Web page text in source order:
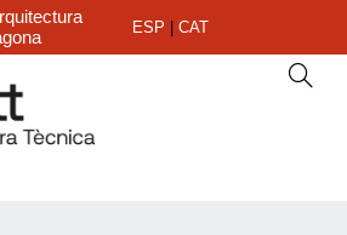
ESP CAT